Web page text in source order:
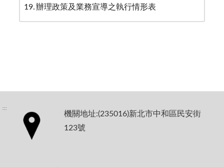
19 辦理政策及業務宣導之執行情形表
:::
機關地址:(235016)新北市中和區民安街
123號